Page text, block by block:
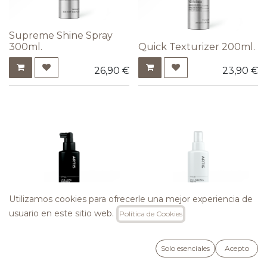
Supreme Shine Spray
300ml.
26,90 €
Quick Texturizer 200ml.
23,90 €
Polishing Spray 150ml
32,00€
Utilizamos cookies para ofrecerle una mejor experiencia de
usuario en este sitio web.
Política de Cookies
Solo esenciales Acepto